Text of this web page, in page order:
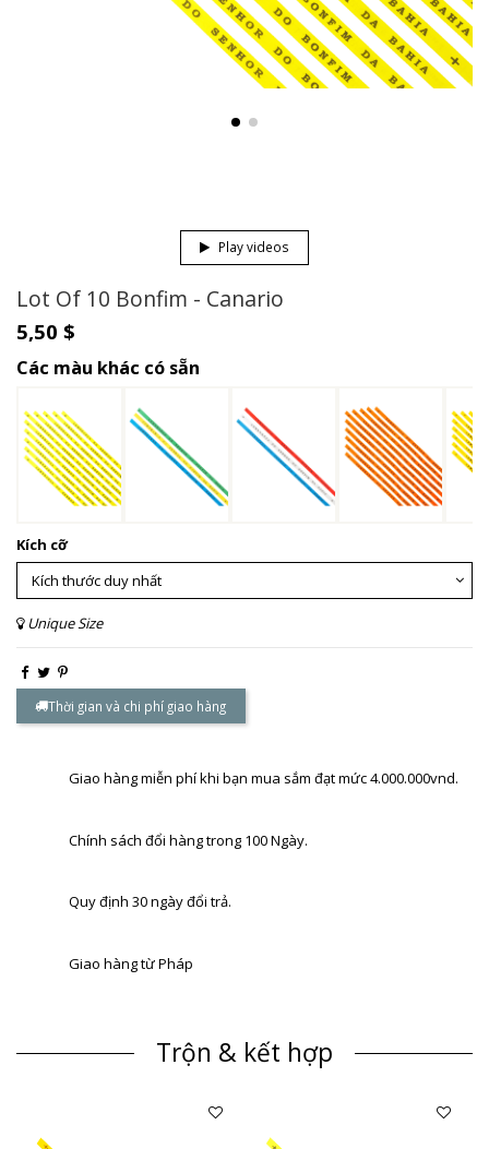
Play videos
Lot Of 10 Bonfim - Canario
5,50 $
Các màu khác có sẵn
Kích cỡ
Unique Size
Thời gian và chi phí giao hàng
Giao hàng miễn phí khi bạn mua sắm đạt mức 4.000.000vnd.
Chính sách đổi hàng trong 100 Ngày.
Quy định 30 ngày đổi trả.
Giao hàng từ Pháp
Trộn & kết hợp